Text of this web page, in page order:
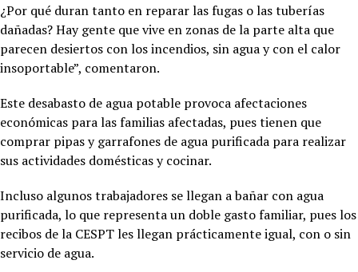
¿Por qué duran tanto en reparar las fugas o las tuberías
dañadas? Hay gente que vive en zonas de la parte alta que
parecen desiertos con los incendios, sin agua y con el calor
insoportable”, comentaron.
Este desabasto de agua potable provoca afectaciones
económicas para las familias afectadas, pues tienen que
comprar pipas y garrafones de agua purificada para realizar
sus actividades domésticas y cocinar.
Incluso algunos trabajadores se llegan a bañar con agua
purificada, lo que representa un doble gasto familiar, pues los
recibos de la CESPT les llegan prácticamente igual, con o sin
servicio de agua.